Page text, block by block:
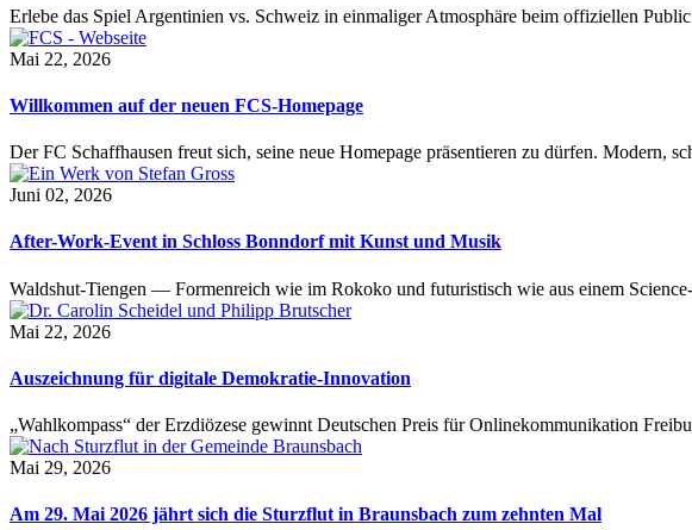
Erlebe das Spiel Argentinien vs. Schweiz in einmaliger Atmosphäre beim offiziellen
Mai 22, 2026
Willkommen auf der neuen FCS-Homepage
Der FC Schaffhausen freut sich, seine neue Homepage präsentieren zu dürfen. Modern,
Juni 02, 2026
After-Work-Event in Schloss Bonndorf mit Kunst und Musik
Waldshut-Tiengen — Formenreich wie im Rokoko und futuristisch wie aus einem
Mai 22, 2026
Auszeichnung für digitale Demokratie-Innovation
„Wahlkompass“ der Erzdiözese gewinnt Deutschen Preis für Onlinekommunikation
Mai 29, 2026
Am 29. Mai 2026 jährt sich die Sturzflut in Braunsbach zum zehnten Mal